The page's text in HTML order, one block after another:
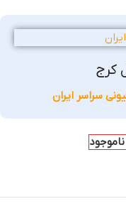
کرج
ناموجود